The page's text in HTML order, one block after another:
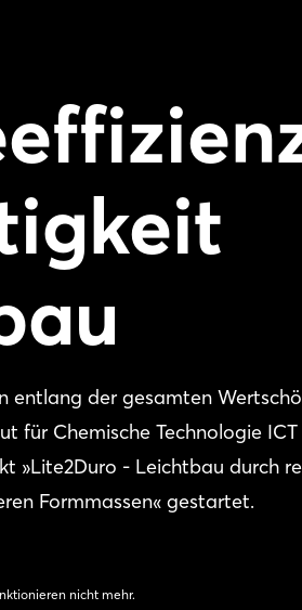
entlang der gesamten
für Chemische Technologie
»Lite2Duro - Leichtbau durch
Formmassen« gestartet.
nicht mehr.